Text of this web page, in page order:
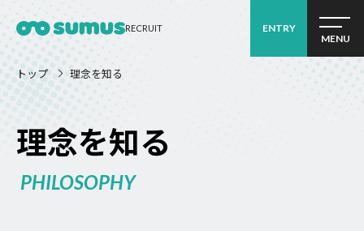
RECRUIT
ENTRY
MENU
理念を知る
PHILOSOPHY
トップ 理念を知る